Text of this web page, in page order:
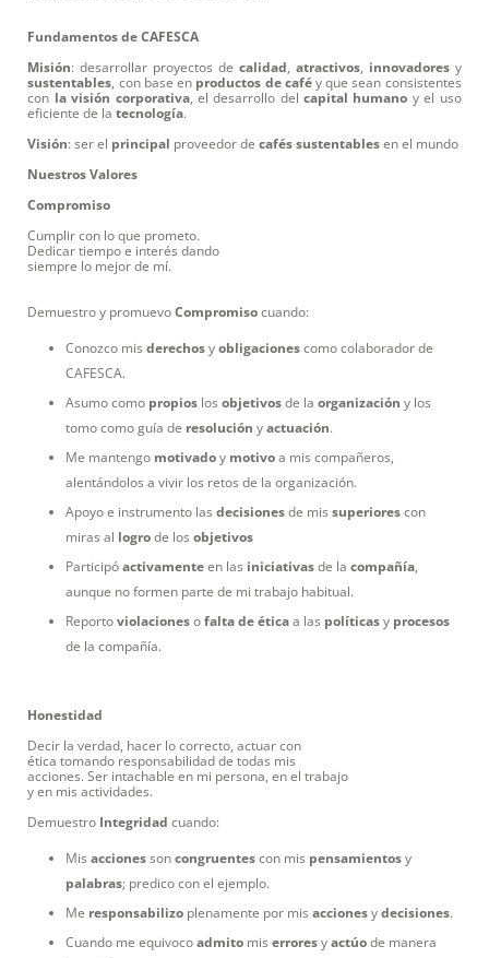
Fundamentos de CAFESCA
Misión: desarrollar proyectos de calidad atractivos, innovadoresy
sustentables , con base en productos de caféy que sean consistentes
con la visión corporativa, el desarrollo delcapital humano y el uso
eficiente de latecnología.
Visión: ser el principal proveedor decafés sustentables en el mundo
Nuestros Valores
Compromiso
Cumplir con lo que prometo.
Dedicar tiempo e interés dando
siempre lo mejor de mí.
Demuestro y promuevoCompromiso cuando:
Conozco misderechos yobligaciones como colaborador de
CAFESCA.
Asumo como propios losobjetivos de laorganización y los
tomo como guía de resolución yactuación.
Me mantengo motivado y motivo a mis compañeros,
alentándolos a vivir los retos de la organización.
Apoyo e instrumento lasdecisiones de missuperiores con
miras al logro de losobjetivos
Participóactivamente en las iniciativas de lacompañía
aunque no formen parte de mi trabajo habitual.
Reportoviolaciones ofalta de ética a las políticas y procesos
de la compañía.
Honestidad
Decir la verdad, hacer lo correcto, actuar con
ética tomando responsabilidad de todas mis
acciones. Ser intachable en mi persona, en el trabajo
y en mis actividades.
Demuestro Integridad cuando:
Misacciones soncongruentes con mis pensamientos y
palabras; predico con el ejemplo.
Me responsabilizo plenamente por misacciones ydecisiones.
Cuando me equivocoadmito miserrores yactúo de manera